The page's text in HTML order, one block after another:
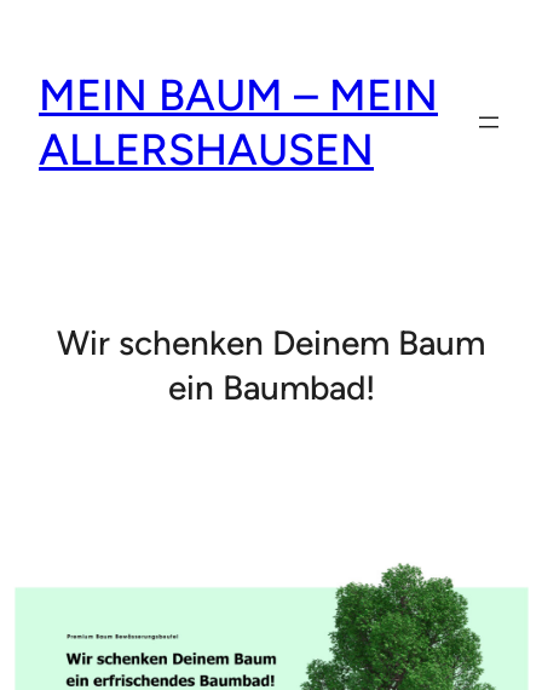
springen
MEIN BAUM – MEIN
ALLERSHAUSEN
Wir schenken Deinem Baum
ein Baumbad!